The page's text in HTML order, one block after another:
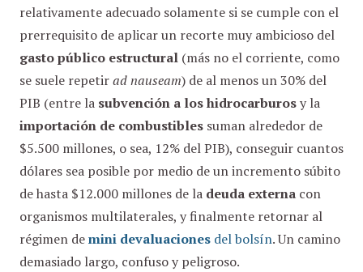
relativamente adecuado solamente si se cumple con el
prerrequisito de aplicar un recorte muy ambicioso del
gasto público estructural (más no el corriente, como
se suele repetirad nauseam) de al menos un 30% del
PIB (entre la subvención a los hidrocarburosy la
importación de combustibles suman alrededor de
$5.500 millones, o sea, 12% del PIB), conseguir cuantos
dólares sea posible por medio de un incremento súbito
de hasta $12.000 millones de la deuda externa con
organismos multilaterales, y finalmente retornar al
régimen demini devaluaciones del bolsín. Un camino
demasiado largo, confuso y peligroso.